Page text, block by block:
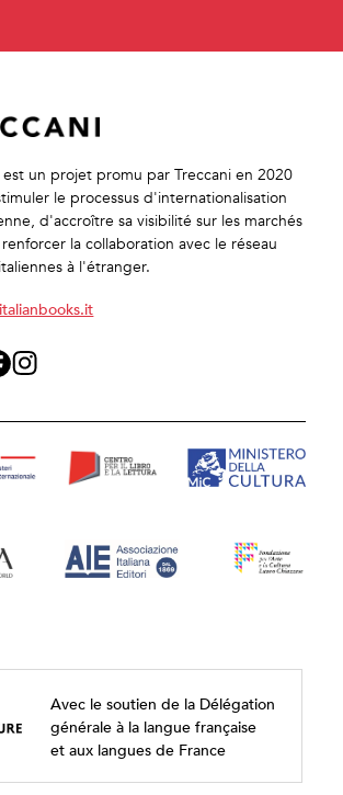
est un projet promu par Treccani en 2020
le processus d'internationalisation
d'accroître sa visibilité sur les marchés
la collaboration avec le réseau
à l'étranger.
Avec le soutien de la Délégation
générale à la langue française
et aux langues de France